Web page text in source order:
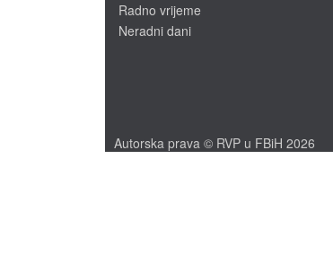
Radno vrijeme
Neradni dani
Autorska prava © RVP u FBiH 2026